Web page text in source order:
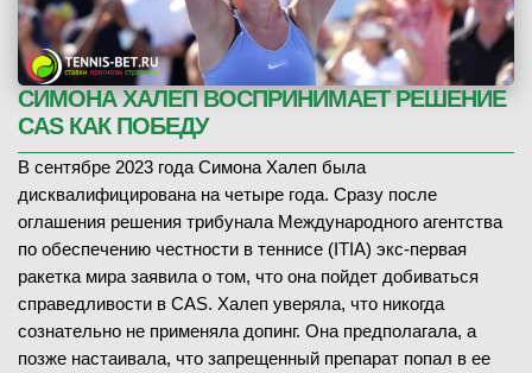
СИМОНА ХАЛЕП ВОСПРИНИМАЕТ РЕШЕНИЕ
CAS КАК ПОБЕДУ
В сентябре 2023 года Симона Халеп была
дисквалифицирована на четыре года. Сразу после
оглашения решения трибунала Международного агентства
по обеспечению честности в теннисе (ITIA) экс-первая
ракетка мира заявила о том, что она пойдет добиваться
справедливости в CAS. Халеп уверяла, что никогда
сознательно не применяла допинг. Она предполагала, а
позже настаивала, что запрещенный препарат попал в ее